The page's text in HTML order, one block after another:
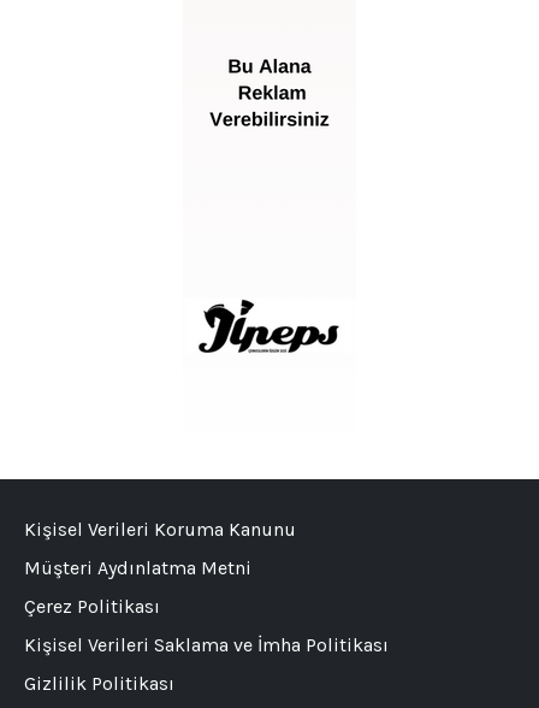
Kişisel Verileri Koruma Kanunu
Müşteri Aydınlatma Metni
Çerez Politikası
Kişisel Verileri Saklama ve İmha Politikası
Gizlilik Politikası